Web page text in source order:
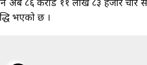
अर्ब ८६ करोड ११ लाख ८३ हजार चार
भएको छ ।